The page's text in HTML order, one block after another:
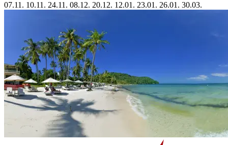
07.11. 10.11. 24.11. 08.12. 20.12. 12.01. 23.01. 26.01. 30.03.